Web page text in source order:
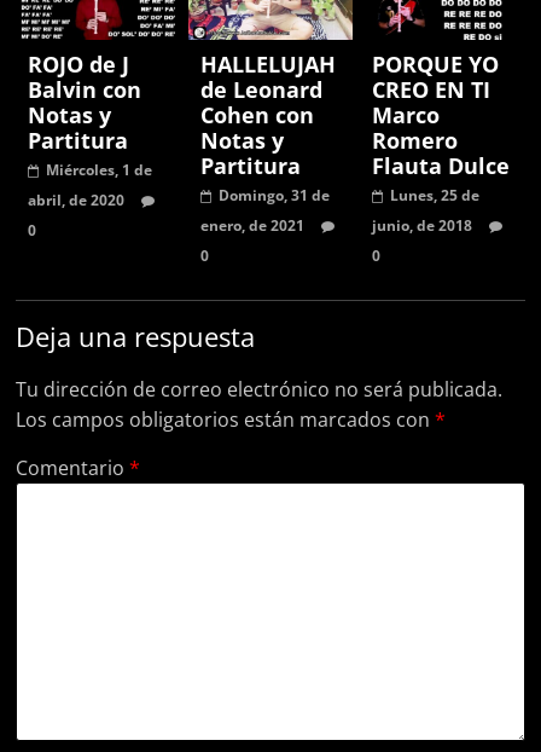
ROJO de J
Balvin con
Notas y
Partitura
Miércoles, 1 de
abril, de 2020
0
HALLELUJAH
de Leonard
Cohen con
Notas y
Partitura
Domingo, 31 de
enero, de 2021
0
PORQUE YO
CREO EN TI
Marco
Romero
Flauta Dulce
Lunes, 25 de
junio, de 2018
0
Deja una respuesta
Tu dirección de correo electrónico no será publicada.
Los campos obligatorios están marcados con*
Comentario*